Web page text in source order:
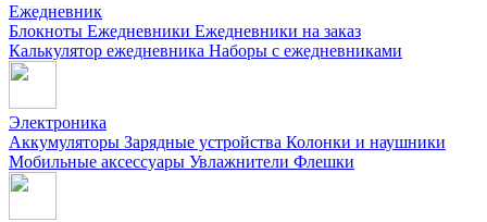
Ежедневник
Блокноты Ежедневники Ежедневники на заказ
Калькулятор ежедневника Наборы с ежедневниками
Электроника
Аккумуляторы Зарядные устройства Колонки и наушники
Мобильные аксессуары Увлажнители Флешки